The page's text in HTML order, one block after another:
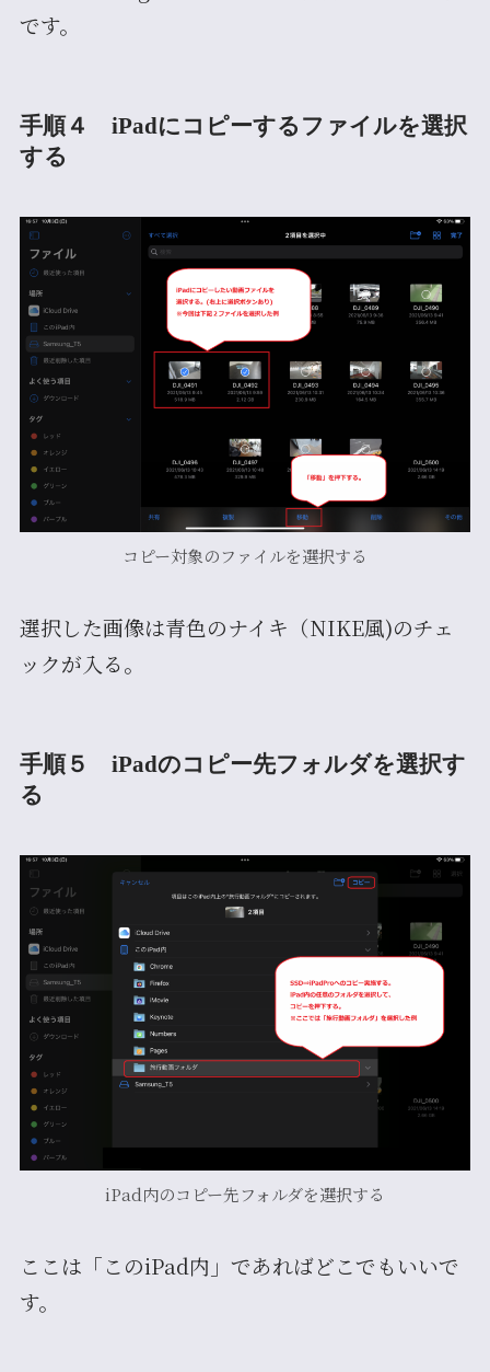
です。
手順４ iPadにコピーするファイルを選択
する
コピー対象のファイルを選択する
選択した画像は青色のナイキ（NIKE風)のチェ
ックが入る。
手順５ iPadのコピー先フォルダを選択す
る
iPad内のコピー先フォルダを選択する
ここは「このiPad内」であればどこでもいいで
す。